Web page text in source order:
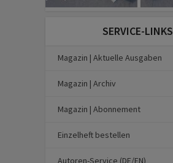
SERVICE-LINKS
Magazin | Aktuelle Ausgaben
Magazin | Archiv
Magazin | Abonnement
Einzelheft bestellen
Autoren-Service (DE/EN)